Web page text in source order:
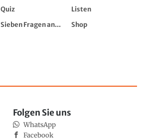
Quiz
Listen
Sieben Fragen an...
Shop
Folgen Sie uns
WhatsApp
Facebook